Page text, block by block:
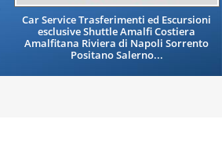
Car Service Trasferimenti ed Escursioni
esclusive Shuttle Amalfi Costiera
Amalfitana Riviera di Napoli Sorrento
Positano Salerno...